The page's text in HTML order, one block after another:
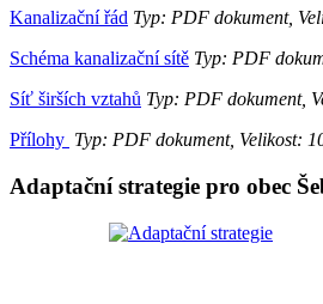
Kanalizační řád Typ: PDF dokument,
Schéma kanalizační sítě Typ: PDF
Síť širších vztahů Typ: PDF dokument,
Přílohy Typ: PDF dokument, Velikost:
Adaptační strategie pro obec